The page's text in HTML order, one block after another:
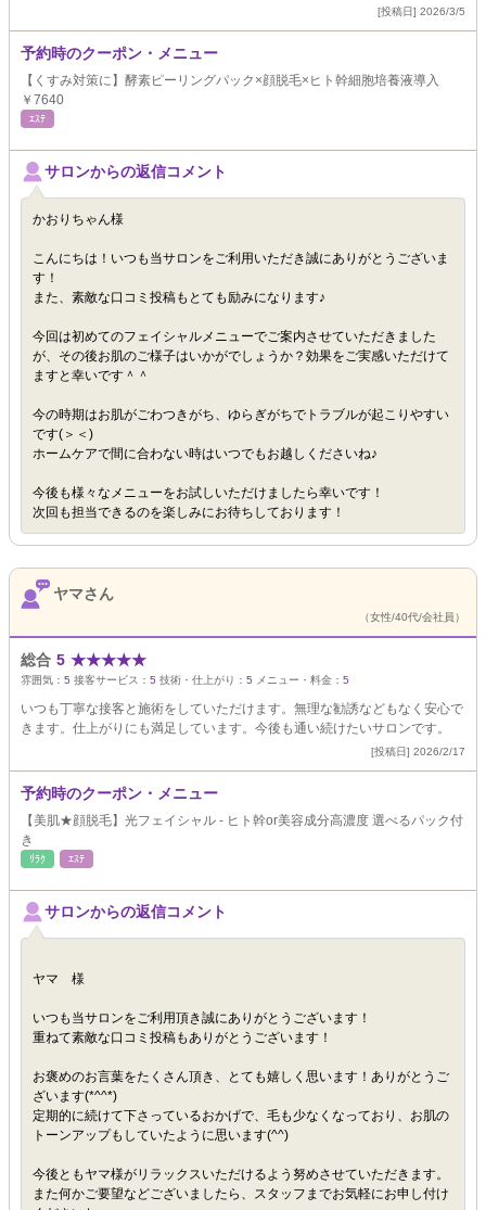
[投稿日] 2026/3/5
予約時のクーポン・メニュー
【くすみ対策に】酵素ピーリングパック×顔脱毛×ヒト幹細胞培養液導入
￥7640
ｴｽﾃ
サロンからの返信コメント
かおりちゃん様
こんにちは！いつも当サロンをご利用いただき誠にありがとうございま
す！
また、素敵な口コミ投稿もとても励みになります♪
今回は初めてのフェイシャルメニューでご案内させていただきました
が、その後お肌のご様子はいかがでしょうか？効果をご実感いただけて
ますと幸いです＾＾
今の時期はお肌がごわつきがち、ゆらぎがちでトラブルが起こりやすい
です(＞＜)
ホームケアで間に合わない時はいつでもお越しくださいね♪
今後も様々なメニューをお試しいただけましたら幸いです！
次回も担当できるのを楽しみにお待ちしております！
ヤマさん
（女性/40代/会社員）
総合 5 ★★★★★
雰囲気： 5 接客サービス： 5 技術・仕上がり： 5 メニュー・料金： 5
いつも丁寧な接客と施術をしていただけます。無理な勧誘などもなく安心で
きます。仕上がりにも満足しています。今後も通い続けたいサロンです。
[投稿日] 2026/2/17
予約時のクーポン・メニュー
【美肌★顔脱毛】光フェイシャル - ヒト幹or美容成分高濃度 選べるパック付
き
ﾘﾗｸ ｴｽﾃ
サロンからの返信コメント
ヤマ 様
いつも当サロンをご利用頂き誠にありがとうございます！
重ねて素敵な口コミ投稿もありがとうございます！
お褒めのお言葉をたくさん頂き、とても嬉しく思います！ありがとうご
ざいます(*^^*)
定期的に続けて下さっているおかげで、毛も少なくなっており、お肌の
トーンアップもしていたように思います(^^)
今後ともヤマ様がリラックスいただけるよう努めさせていただきます。
また何かご要望などございましたら、スタッフまでお気軽にお申し付け